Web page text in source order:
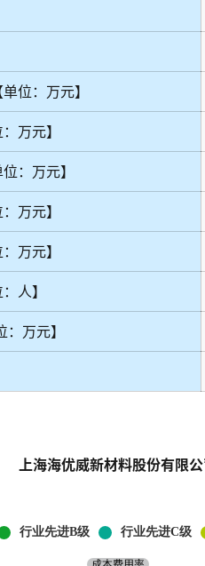
位：万元】
万元】
：万元】
万元】
万元】
人】
万元】
上海海优威新材料股份有限